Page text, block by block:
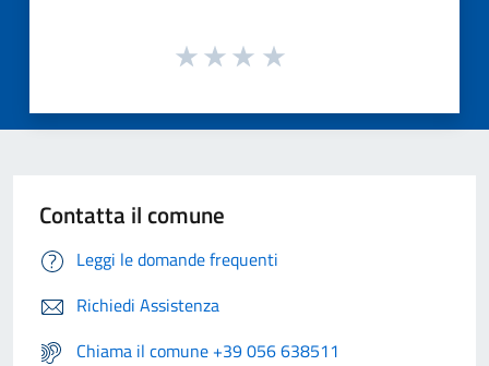
Contatta il comune
Leggi le domande frequenti
Richiedi Assistenza
Chiama il comune +39 056 638511